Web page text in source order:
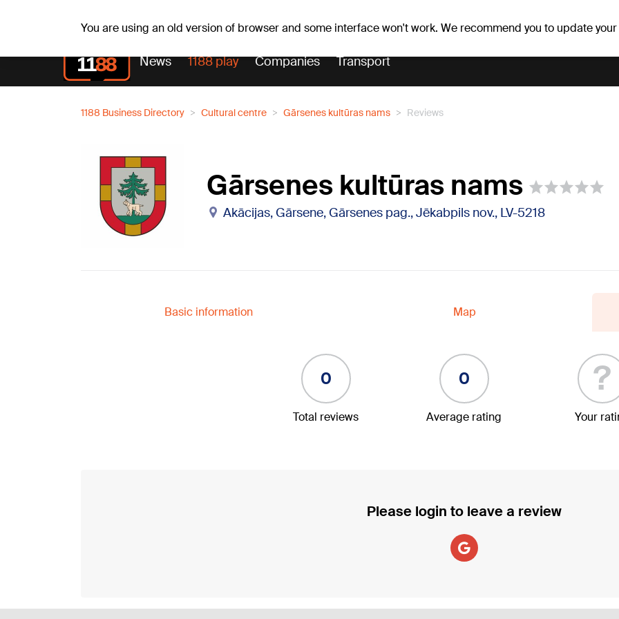
You are using an old version of browser and some interface won't work. We recommend you to update
News 1188 play Companies Transport
1188 Business Directory Cultural centre Gārsenes kultūras nams Reviews
Gārsenes kultūras nams
Akācijas, Gārsene, Gārsenes pag., Jēkabpils nov., LV-5218
Basic information Map
0
Total reviews
0
Average rating
?
Your
Please login to leave a review